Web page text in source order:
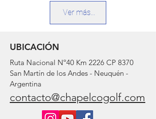
Ver más...
UBICACIÓN
Ruta Nacional Nº40 Km 2226 CP 8370
San Martín de los Andes - Neuquén -
Argentina
contacto@chapelcogolf.com